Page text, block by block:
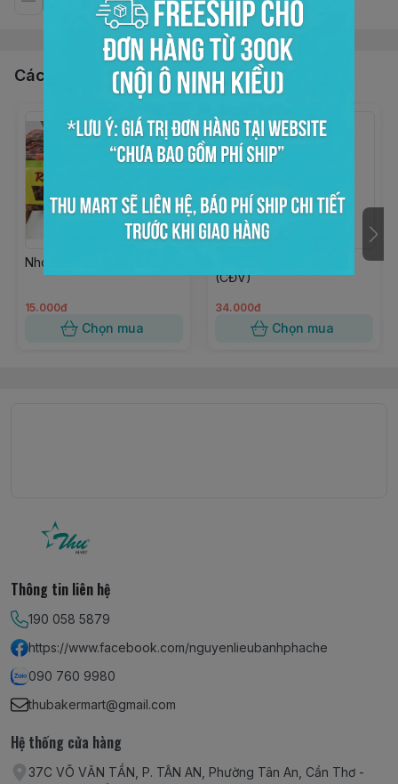
Các sản phẩm, dịch vụ khác
Nho Nâu trái dài RAISSIN
15.000đ
Chọn mua
(CĐV)
34.000đ
Chọn mua
Thông tin liên hệ
190 058 5879
https://www.facebook.com/nguyenlieubanhphache
090 760 9980
thubakermart@gmail.com
Hệ thống cửa hàng
37C VÕ VĂN TẦN, P. TÂN AN, Phường Tân An, Cần Thơ -